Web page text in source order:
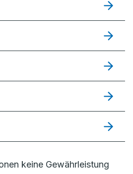
keine Gewährleistung